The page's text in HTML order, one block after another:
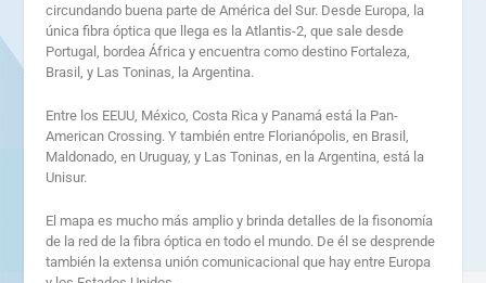
circundando buena parte de América del Sur. Desde Europa, la
única fibra óptica que llega es la Atlantis-2, que sale desde
Portugal, bordea África y encuentra como destino Fortaleza,
Brasil, y Las Toninas, la Argentina.
Entre los EEUU, México, Costa Rica y Panamá está la Pan-
American Crossing. Y también entre Florianópolis, en Brasil,
Maldonado, en Uruguay, y Las Toninas, en la Argentina, está la
Unisur.
El mapa es mucho más amplio y brinda detalles de la fisonomía
de la red de la fibra óptica en todo el mundo. De él se desprende
también la extensa unión comunicacional que hay entre Europa